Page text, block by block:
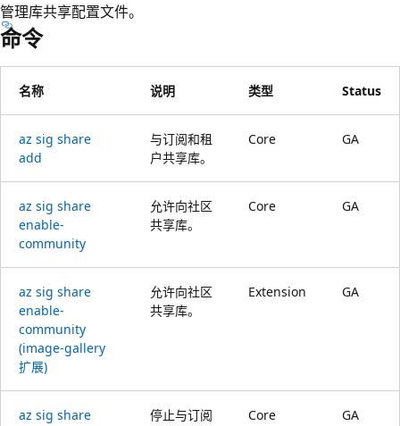
管理库共享配置文件。
命令
名称 说明 类型 Status
az sig share
add
与订阅和租
户共享库。
Core GA
az sig share
enable-
community
允许向社区
共享库。
Core GA
az sig share
enable-
community
(image-gallery
扩展)
允许向社区
共享库。
Extension GA
az sig share
停止与订阅
Core GA